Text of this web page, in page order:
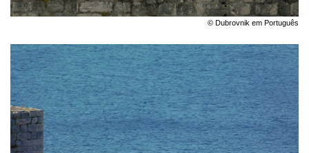
© Dubrovnik em Português